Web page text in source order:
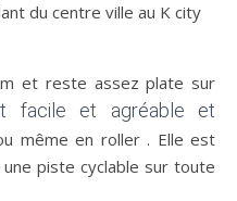
du centre ville au K city
et reste assez plate sur
facile et agréable et
même en roller . Elle est
piste cyclable sur toute